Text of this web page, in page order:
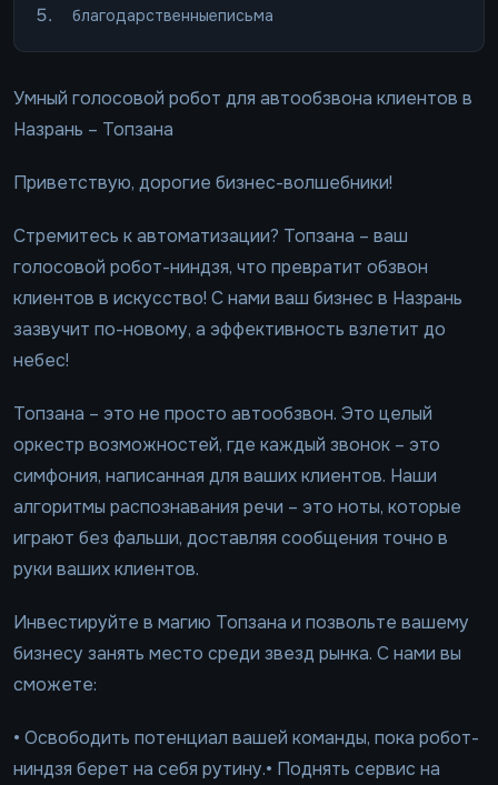
благодарственныеписьма
Умный голосовой робот для автообзвона клиентов в
Назрань – Топзана
Приветствую, дорогие бизнес-волшебники!
Стремитесь к автоматизации? Топзана – ваш
голосовой робот-ниндзя, что превратит обзвон
клиентов в искусство! С нами ваш бизнес в Назрань
зазвучит по-новому, а эффективность взлетит до
небес!
Топзана – это не просто автообзвон. Это целый
оркестр возможностей, где каждый звонок – это
симфония, написанная для ваших клиентов. Наши
алгоритмы распознавания речи – это ноты, которые
играют без фальши, доставляя сообщения точно в
руки ваших клиентов.
Инвестируйте в магию Топзана и позвольте вашему
бизнесу занять место среди звезд рынка. С нами вы
сможете:
• Освободить потенциал вашей команды, пока робот-
ниндзя берет на себя рутину.• Поднять сервис на